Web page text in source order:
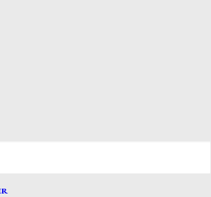
31mila monumenti
Cherchi, da Il Sole
novembre 2014